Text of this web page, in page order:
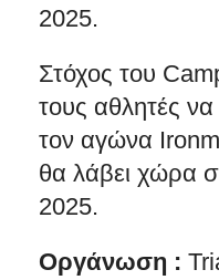
2025.
Στόχος του
τους αθλητές
τον αγώνα
θα λάβει χώρα
2025.
Οργάνωση :